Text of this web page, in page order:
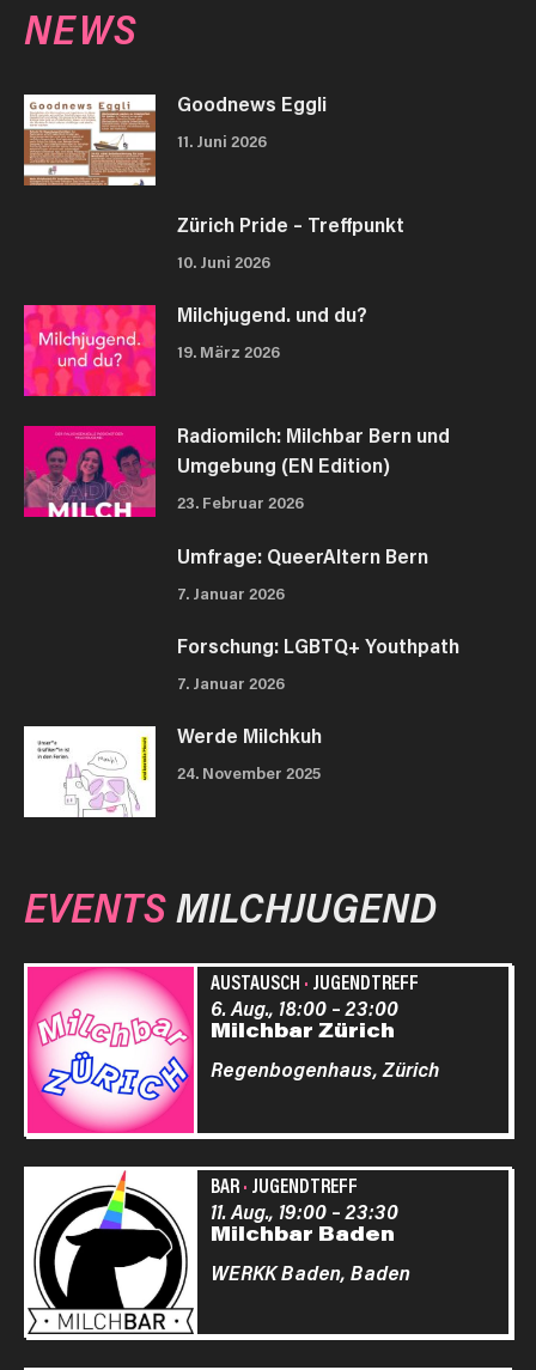
NEWS
Goodnews Eggli
11. Juni 2026
Zürich Pride – Treffpunkt
10. Juni 2026
Milchjugend. und du?
19. März 2026
Radiomilch: Milchbar Bern und
Umgebung (EN Edition)
23. Februar 2026
Umfrage: QueerAltern Bern
7. Januar 2026
Forschung: LGBTQ+ Youthpath
7. Januar 2026
Werde Milchkuh
24. November 2025
EVENTSMILCHJUGEND
AUSTAUSCH · JUGENDTREFF
Milchbar Zürich
6. Aug., 18:00–23:00
Regenbogenhaus,Zürich
BAR· JUGENDTREFF
Milchbar Baden
11. Aug., 19:00–23:30
WERKK Baden, Baden